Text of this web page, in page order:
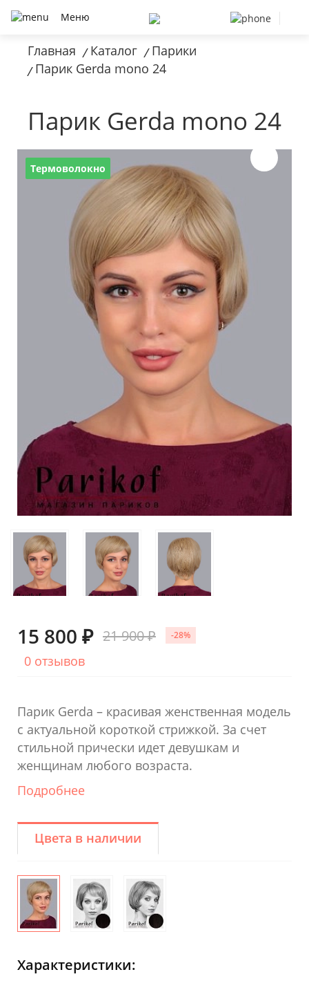
Меню
Главная / Каталог / Парики
/ Парик Gerda mono 24
Парик Gerda mono 24
Термоволокно
15 800 ₽ 21 900 ₽ -28%
0 отзывов
Парик Gerda – красивая женственная модель
с актуальной короткой стрижкой. За счет
стильной прически идет девушкам и
женщинам любого возраста.
Подробнее
Цвета в наличии
Характеристики: